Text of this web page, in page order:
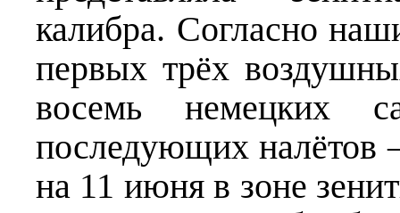
калибра. Согласно
первых трёх
восемь немецких
последующих налётов
на 11 июня в зоне